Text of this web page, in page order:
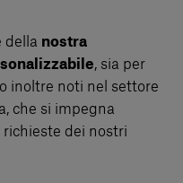
della nostra
, sia per
inoltre noti nel settore
che si impegna
dei nostri